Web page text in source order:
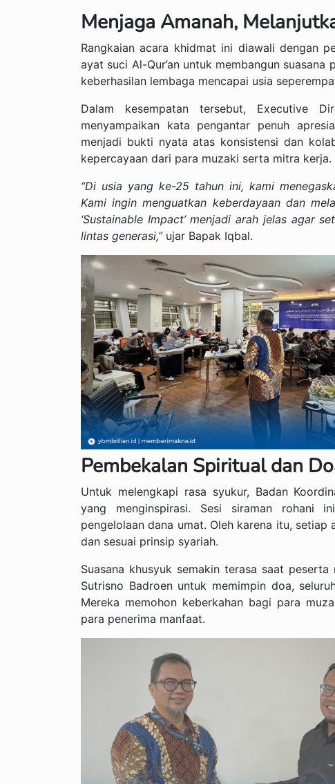
Menjaga Amanah,
Rangkaian acara khidmat ini diawali dengan
ayat suci Al-Qur’an untuk membangun
keberhasilan lembaga mencapai usia
Dalam kesempatan tersebut, Executive
menyampaikan kata pengantar penuh
menjadi bukti nyata atas konsistensi dan
kepercayaan dari para muzaki serta mitra kerja.
“Di usia yang ke-25 tahun ini, kami
Kami ingin menguatkan keberdayaan dan
‘Sustainable Impact’ menjadi arah jelas agar
lintas generasi,”ujar Bapak Iqbal.
Pembekalan Spiritual dan
Untuk melengkapi rasa syukur, Badan
yang menginspirasi. Sesi siraman rohani
pengelolaan dana umat. Oleh karena itu,
dan sesuai prinsip syariah.
Suasana khusyuk semakin terasa saat
Sutrisno Badroen untuk memimpin doa,
Mereka memohon keberkahan bagi para
para penerima manfaat.